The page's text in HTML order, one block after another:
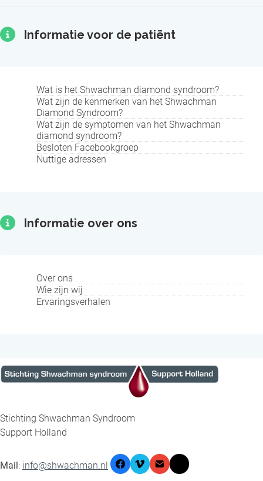
Informatie voor de patiënt
Wat is het Shwachman diamond syndroom?
Wat zijn de kenmerken van het Shwachman
Diamond Syndroom?
Wat zijn de symptomen van het Shwachman
diamond syndroom?
Besloten Facebookgroep
Nuttige adressen
Informatie over ons
Over ons
Wie zijn wij
Ervaringsverhalen
Stichting Shwachman Syndroom
Support Holland
Mail: info@shwachman.nl